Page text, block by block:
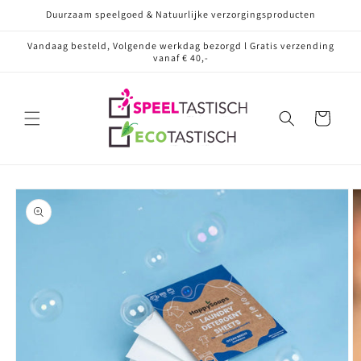
naar de
Duurzaam speelgoed & Natuurlijke verzorgingsproducten
Vandaag besteld, Volgende werkdag bezorgd l Gratis verzending
vanaf € 40,-
Winkelwagen
direct naar